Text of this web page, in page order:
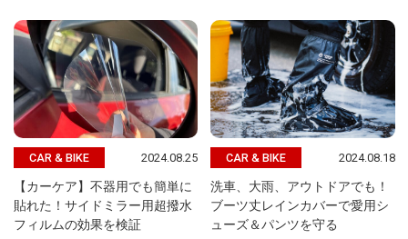
CAR & BIKE 2024.08.25
【カーケア】不器用でも簡単に
貼れた！サイドミラー用超撥水
フィルムの効果を検証
CAR & BIKE 2024.08.18
洗車、大雨、アウトドアでも！
ブーツ丈レインカバーで愛用シ
ューズ＆パンツを守る